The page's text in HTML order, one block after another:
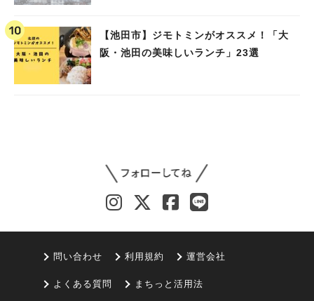
【池田市】ジモトミンがオススメ！「大
阪・池田の美味しいランチ」23選
問い合わせ 利用規約 運営会社
よくある質問 まちっと活用法